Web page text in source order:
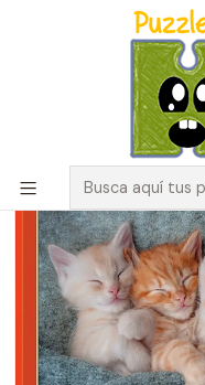
Envíos GRATIS para
Catálogo de
Puzzles Castorland